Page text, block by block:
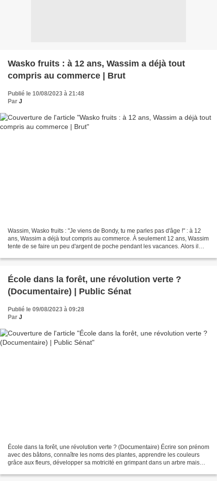
Wasko fruits : à 12 ans, Wassim a déjà tout
compris au commerce | Brut
Publié le 10/08/2023 à 21:48
Par J
Wassim, Wasko fruits : "Je viens de Bondy, tu me parles pas d'âge !" : à 12
ans, Wassim a déjà tout compris au commerce. À seulement 12 ans, Wassim
tente de se faire un peu d'argent de poche pendant les vacances. Alors il
École dans la forêt, une révolution verte ?
(Documentaire) | Public Sénat
Publié le 09/08/2023 à 09:28
Par J
École dans la forêt, une révolution verte ? (Documentaire) Écrire son prénom
avec des bâtons, connaître les noms des plantes, apprendre les couleurs
grâce aux fleurs, développer sa motricité en grimpant dans un arbre mais